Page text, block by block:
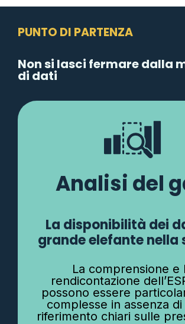
PUNTO DI PARTENZA
Non si lasci fermare dalla
di dati
Analisi del
La disponibilità dei
grande elefante nella
La comprensione e
rendicontazione
possono essere
complesse in assenza di
riferimento chiari sulle